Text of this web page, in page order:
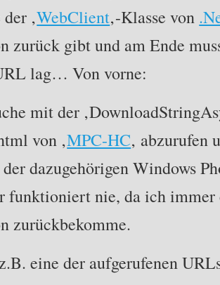
‚WebClient‚-Klasse von
zurück gibt und am Ende
lag… Von vorne:
mit der
von ‚MPC-HC‚ abzurufen
dazugehörigen Windows
funktioniert nie, da ich
zurückbekomme.
eine der aufgerufenen